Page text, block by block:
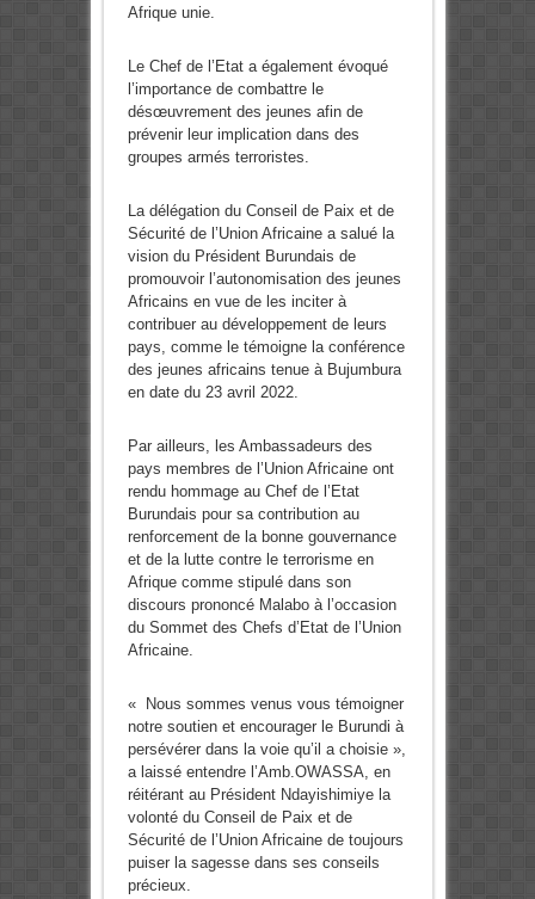
Afrique unie.
Le Chef de l’Etat a également évoqué
l’importance de combattre le
désœuvrement des jeunes afin de
prévenir leur implication dans des
groupes armés terroristes.
La délégation du Conseil de Paix et de
Sécurité de l’Union Africaine a salué la
vision du Président Burundais de
promouvoir l’autonomisation des jeunes
Africains en vue de les inciter à
contribuer au développement de leurs
pays, comme le témoigne la conférence
des jeunes africains tenue à Bujumbura
en date du 23 avril 2022.
Par ailleurs, les Ambassadeurs des
pays membres de l’Union Africaine ont
rendu hommage au Chef de l’Etat
Burundais pour sa contribution au
renforcement de la bonne gouvernance
et de la lutte contre le terrorisme en
Afrique comme stipulé dans son
discours prononcé Malabo à l’occasion
du Sommet des Chefs d’Etat de l’Union
Africaine.
« Nous sommes venus vous témoigner
notre soutien et encourager le Burundi à
persévérer dans la voie qu’il a choisie »,
a laissé entendre l’Amb.OWASSA, en
réitérant au Président Ndayishimiye la
volonté du Conseil de Paix et de
Sécurité de l’Union Africaine de toujours
puiser la sagesse dans ses conseils
précieux.